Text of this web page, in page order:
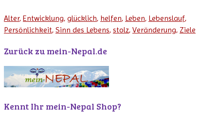
Alter, Entwicklung, glücklich, helfen, Leben, Lebenslauf,
Persönlichkeit, Sinn des Lebens, stolz, Veränderung, Ziele
Zurück zu mein-Nepal.de
Kennt Ihr mein-Nepal Shop?